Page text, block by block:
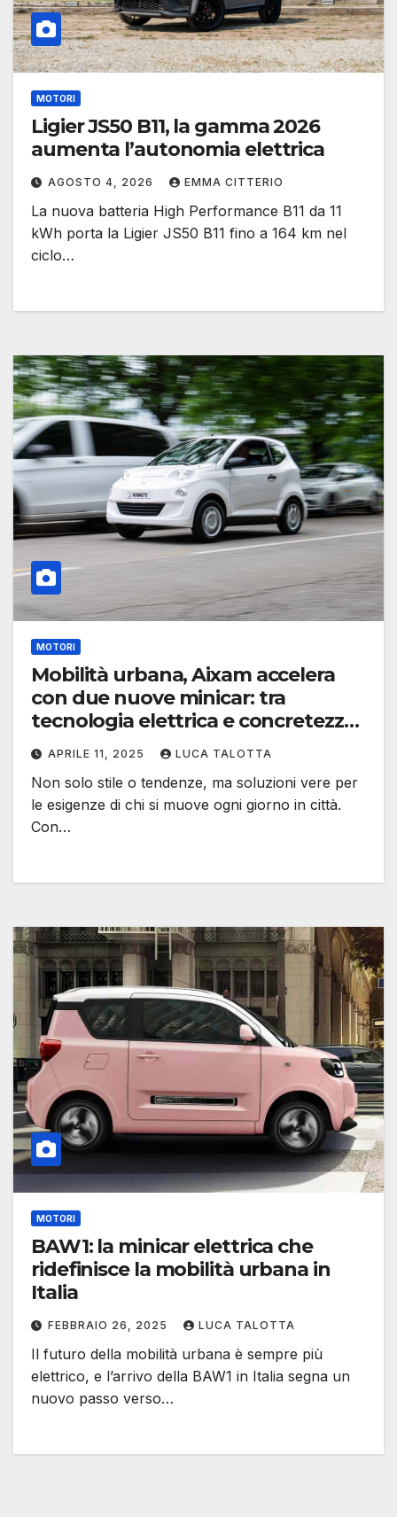
MOTORI
Ligier JS50 B11, la gamma 2026
aumenta l’autonomia elettrica
AGOSTO 4, 2026 EMMA CITTERIO
La nuova batteria High Performance B11 da 11
kWh porta la Ligier JS50 B11 fino a 164 km nel
ciclo…
MOTORI
Mobilità urbana, Aixam accelera
con due nuove minicar: tra
tecnologia elettrica e concretezza
diesel
APRILE 11, 2025 LUCA TALOTTA
Non solo stile o tendenze, ma soluzioni vere per
le esigenze di chi si muove ogni giorno in città.
Con…
MOTORI
BAW1: la minicar elettrica che
ridefinisce la mobilità urbana in
Italia
FEBBRAIO 26, 2025 LUCA TALOTTA
Il futuro della mobilità urbana è sempre più
elettrico, e l’arrivo della BAW1 in Italia segna un
nuovo passo verso…